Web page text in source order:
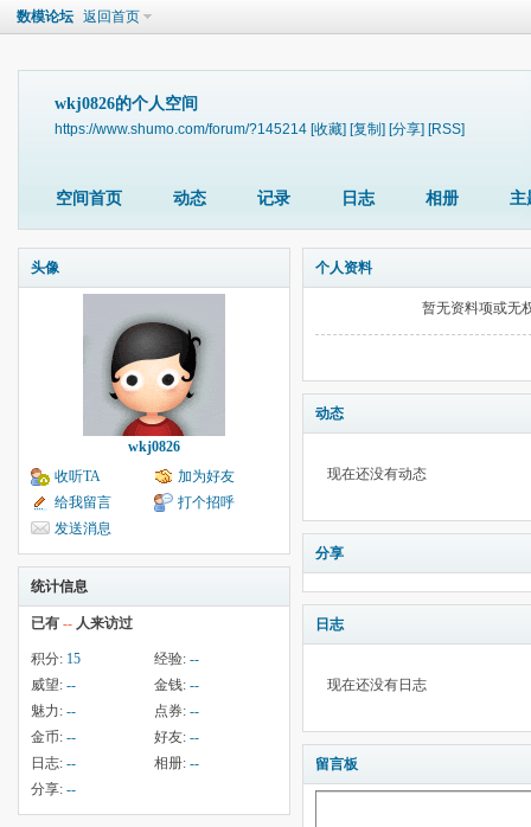
数模论坛 返回首页
wkj0826的个人空间
https://www.shumo.com/forum/?145214 [收藏] [复制] [分享] [RSS]
空间首页 动态 记录 日志 相册 主
头像
wkj0826
收听TA
加为好友
给我留言
打个招呼
发送消息
统计信息
已有 -- 人来访过
积分: 15 经验: --
威望: -- 金钱: --
魅力: -- 点券: --
金币: -- 好友: --
日志: -- 相册: --
分享: --
个人资料
暂无资料项或无
动态
现在还没有动态
分享
日志
现在还没有日志
留言板